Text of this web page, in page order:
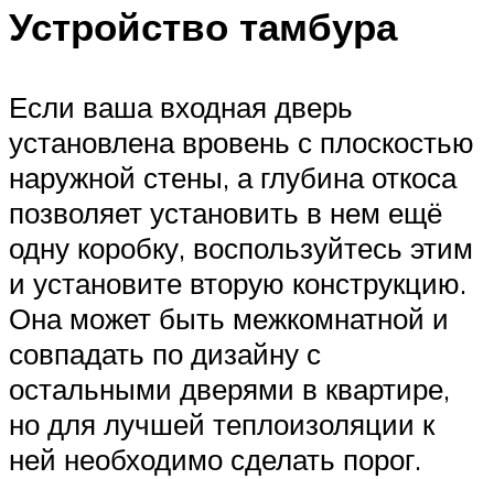
Устройство тамбура
Если ваша входная дверь
установлена вровень с плоскостью
наружной стены, а глубина откоса
позволяет установить в нем ещё
одну коробку, воспользуйтесь этим
и установите вторую конструкцию.
Она может быть межкомнатной и
совпадать по дизайну с
остальными дверями в квартире,
но для лучшей теплоизоляции к
ней необходимо сделать порог.